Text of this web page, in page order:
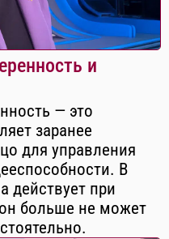
и
— это
заранее
для управления
В
действует при
больше не может